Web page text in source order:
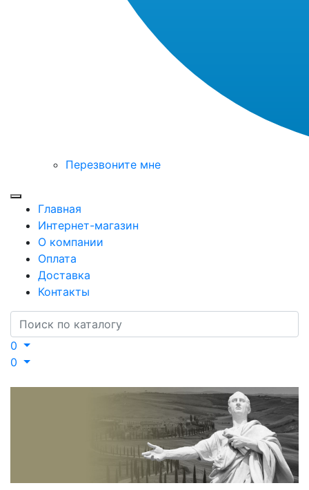
Перезвоните мне
Toggle mobile menu
Главная
Интернет-магазин
О компании
Оплата
Доставка
Контакты
Search
0
0